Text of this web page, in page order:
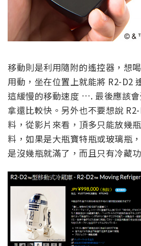
移動則是利用隨附的遙控器，想
用動，坐在位置上就能將 R2-D2
這緩慢的移動速度 …. 最後應該
拿還比較快。另外也不要想說
料，從影片來看，頂多只能放幾
料，如果是大瓶寶特瓶或玻璃瓶
是沒幾瓶就滿了，而且只有冷藏功